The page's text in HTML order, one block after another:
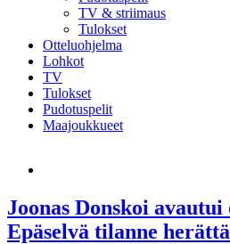
TV & striimaus
Tulokset
Otteluohjelma
Lohkot
TV
Tulokset
Pudotuspelit
Maajoukkueet
Joonas Donskoi
Epäselvä tilanne